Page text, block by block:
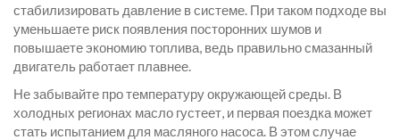
стабилизировать давление в системе. При таком подходе вы
уменьшаете риск появления посторонних шумов и
повышаете экономию топлива, ведь правильно смазанный
двигатель работает плавнее.
Не забывайте про температуру окружающей среды. В
холодных регионах масло густеет, и первая поездка может
стать испытанием для масляного насоса. В этом случае